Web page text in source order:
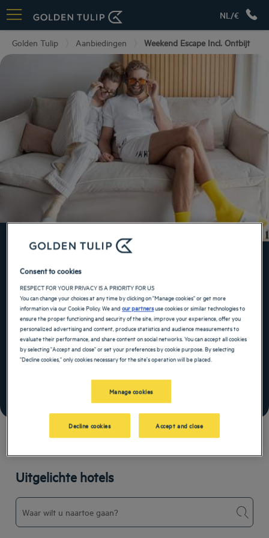
NL/€
Golden Tulip Aanbiedingen Weekend Escape Incl. Ontbijt
Weekend Escape incl.
Ontbijt
Wat houdt de aanbieding in?
15% korting voor boekingen van 2 nachten of meer
Wijzigen/annuleren aanbieding kan tot 15 dagen
Nog meer tijd om te spelen
BOEK MET DEZE AANBIEDING
Zie de algemene voorwaarden
Uitgelichte hotels
Consent to cookies
RESPECT FOR YOUR PRIVACY IS A PRIORITY FOR US
You can change your choices at any time by clicking on "Manage cookies" or get more
information via our Cookie Policy. We andour partnersuse cookies or similar technologies to
ensure the proper functioning and security of the site, improve your experience, offer you
personalized advertising and content, produce statistics and audience measurements to
evaluate their performance, and share content on social networks. You can accept all cookies
by selecting "Accept and close" or set your preferences by cookie purpose. By selecting
"Decline cookies," only cookies necessary for the site's operation will be placed.
Manage cookies
Decline cookies Accept and close